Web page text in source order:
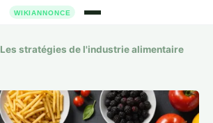
Les stratégies de l'industrie alimentaire